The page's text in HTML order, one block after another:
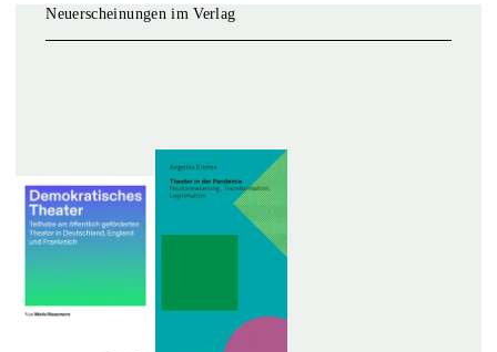
Neuerscheinungen im Verlag